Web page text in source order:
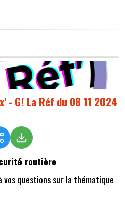
- G! La Réf du 08 11 2024
routière
vos questions sur la thématique